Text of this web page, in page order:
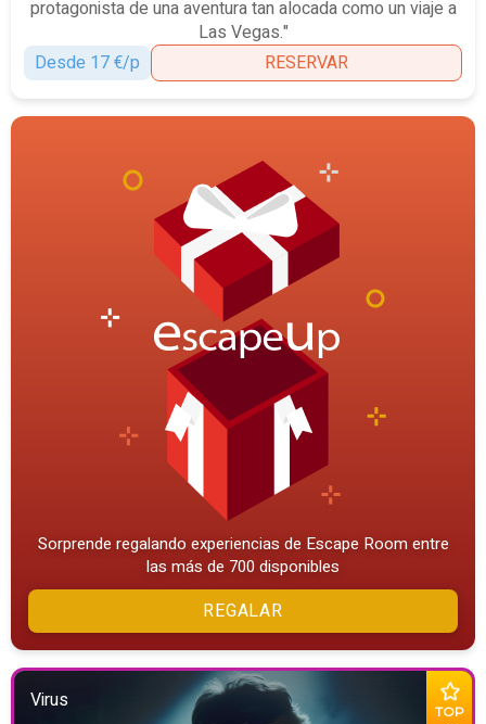
protagonista de una aventura tan alocada como un viaje a
Las Vegas."
Desde 17 €/p
RESERVAR
Sorprende regalando experiencias de Escape Room entre
las más de 700 disponibles
REGALAR
TOP
Virus